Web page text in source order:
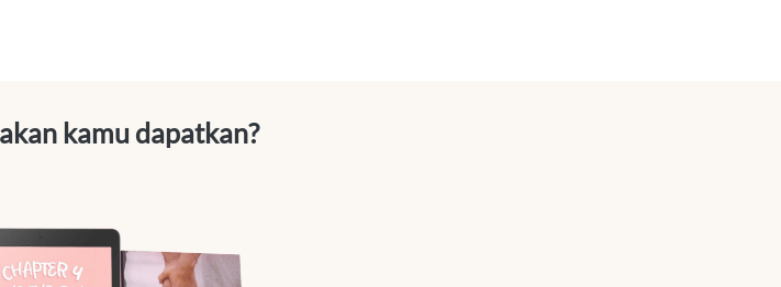
kamu dapatkan?